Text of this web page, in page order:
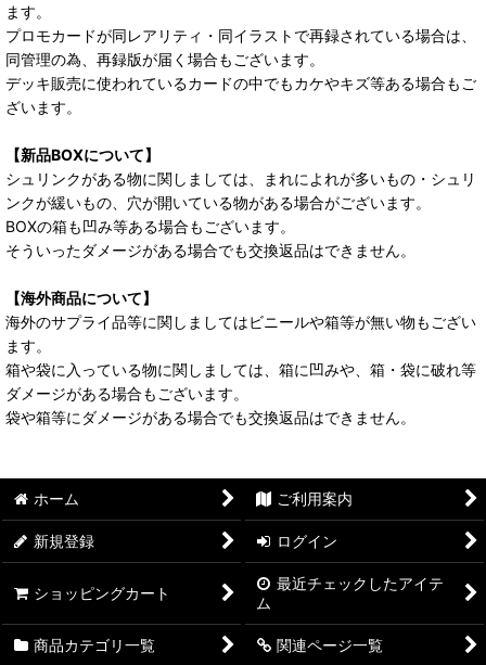
ます。
プロモカードが同レアリティ・同イラストで再録されている場合は、
同管理の為、再録版が届く場合もございます。
デッキ販売に使われているカードの中でもカケやキズ等ある場合もご
ざいます。
【新品BOXについて】
シュリンクがある物に関しましては、まれによれが多いもの・シュリ
ンクが緩いもの、穴が開いている物がある場合がございます。
BOXの箱も凹み等ある場合もございます。
そういったダメージがある場合でも交換返品はできません。
【海外商品について】
海外のサプライ品等に関しましてはビニールや箱等が無い物もござい
ます。
箱や袋に入っている物に関しましては、箱に凹みや、箱・袋に破れ等
ダメージがある場合もございます。
袋や箱等にダメージがある場合でも交換返品はできません。
ホーム ご利用案内
新規登録 ログイン
ショッピングカート
最近チェックしたアイテ
ム
商品カテゴリ一覧 関連ページ一覧